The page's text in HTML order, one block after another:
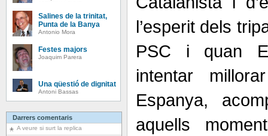
Salines de la trinitat,
Punta de la Banya
Antonio Mora
Festes majors
Joaquim Parera
Una qüestió de dignitat
Antoni Bassas
Darrers comentaris
A veure si surt la replica
l’esperit dels
PSC i quan
intentar
Espanya,
aquells